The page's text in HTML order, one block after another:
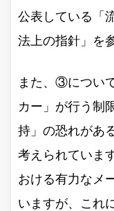
公表している「
法上の指針」を
また、③につい
カー」が行う制
持」の恐れがあ
考えられていま
おける有力なメ
いますが、これ